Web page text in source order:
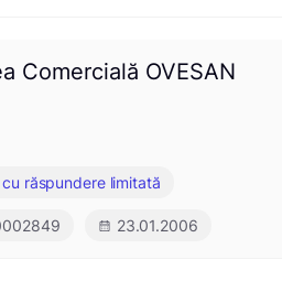
Comercială OVESAN
răspundere limitată
23.01.2006